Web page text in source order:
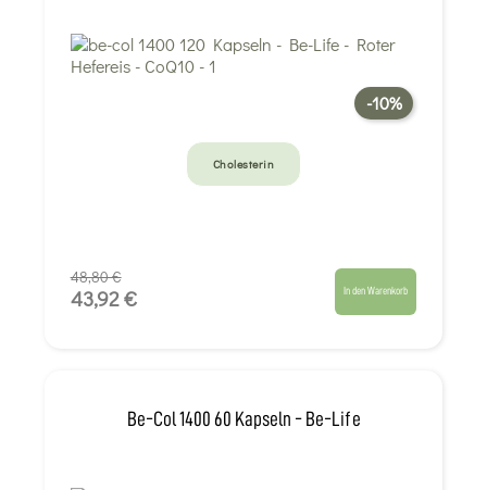
-10%
Cholesterin
48,80 €
43,92 € In den Warenkorb
Be-Col 1400 60 Kapseln - Be-Life